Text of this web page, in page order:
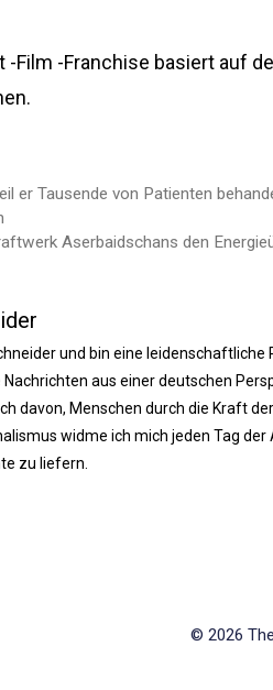
-Film -Franchise basiert auf
er Tausende von Patienten
Aserbaidschans den
und bin eine
aus einer deutschen
davon, Menschen durch die Kraft
widme ich mich jeden Tag
zu liefern.
© 2026